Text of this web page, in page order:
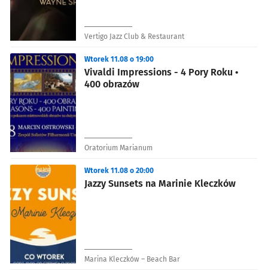
Vertigo Jazz Club & Restaurant
Vivaldi Impressions - 4 Pory Roku •
400 obrazów
Wtorek 11.08 o 19:00
Oratorium Marianum
Jazzy Sunsets na Marinie Kleczków
Wtorek 11.08 o 20:00
Marina Kleczków – Beach Bar